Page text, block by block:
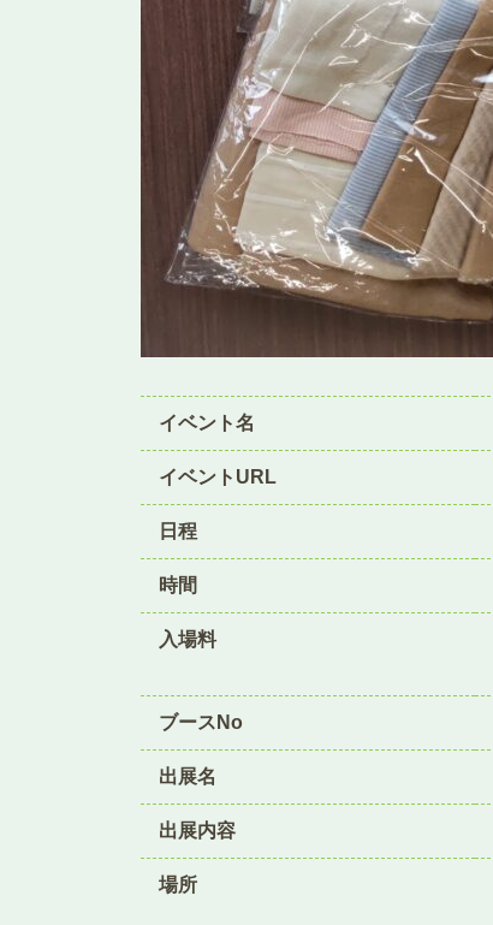
イベント名
イベントURL
日程
時間
入場料
ブースNo
出展名
出展内容
場所